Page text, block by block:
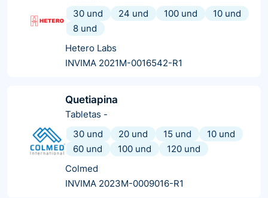
30 und
24 und 100 und
10 und
8 und
Hetero Labs
INVIMA 2021M-0016542-R1
Quetiapina
Tabletas -
30 und
20 und 15 und
10 und
60 und
100 und
120 und
Colmed
INVIMA 2023M-0009016-R1